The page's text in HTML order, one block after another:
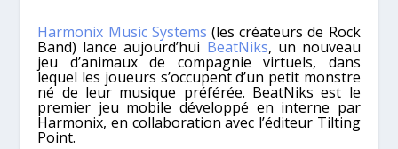
Harmonix Music Systems (les créateurs de Rock
Band) lance aujourd’hui BeatNiks, un nouveau
jeu d’animaux de compagnie virtuels, dans
lequel les joueurs s’occupent d’un petit monstre
né de leur musique préférée. BeatNiks est le
premier jeu mobile développé en interne par
Harmonix, en collaboration avec l’éditeur Tilting
Point.